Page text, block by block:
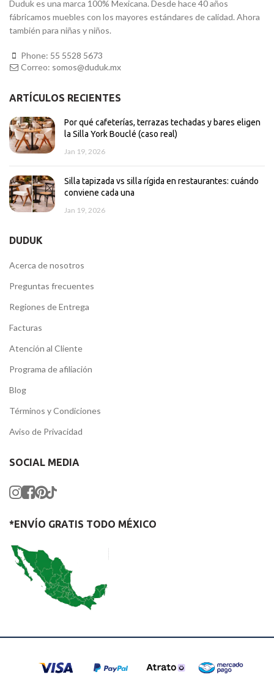
Duduk es una marca 100% Mexicana. Desde hace 40 años
fábricamos muebles con los mayores estándares de calidad. Ahora
también para niñas y niños.
Phone: 55 5528 5673
Correo: somos@duduk.mx
ARTÍCULOS RECIENTES
Por qué cafeterías, terrazas techadas y bares eligen
la Silla York Bouclé (caso real)
Jan 19, 2026
Silla tapizada vs silla rígida en restaurantes: cuándo
conviene cada una
Jan 19, 2026
DUDUK
Acerca de nosotros
Preguntas frecuentes
Regiones de Entrega
Facturas
Atención al Cliente
Programa de afiliación
Blog
Términos y Condiciones
Aviso de Privacidad
SOCIAL MEDIA
*ENVÍO GRATIS TODO MÉXICO